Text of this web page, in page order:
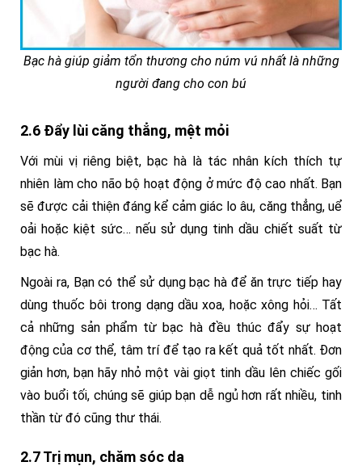
Bạc hà giúp giảm tổn thương cho núm vú nhất là những
người đang cho con bú
2.6 Đẩy lùi căng thẳng, mệt mỏi
Với mùi vị riêng biệt, bạc hà là tác nhân kích thích tự
nhiên làm cho não bộ hoạt động ở mức độ cao nhất. Bạn
sẽ được cải thiện đáng kể cảm giác lo âu, căng thẳng, uể
oải hoặc kiệt sức… nếu sử dụng tinh dầu chiết suất từ
bạc hà.
Ngoài ra, Bạn có thể sử dụng bạc hà để ăn trực tiếp hay
dùng thuốc bôi trong dạng dầu xoa, hoặc xông hỏi… Tất
cả những sản phẩm từ bạc hà đều thúc đẩy sự hoạt
động của cơ thể, tâm trí để tạo ra kết quả tốt nhất. Đơn
giản hơn, bạn hãy nhỏ một vài giọt tinh dầu lên chiếc gối
vào buổi tối, chúng sẽ giúp bạn dễ ngủ hơn rất nhiều, tinh
thần từ đó cũng thư thái.
2.7 Trị mụn, chăm sóc da